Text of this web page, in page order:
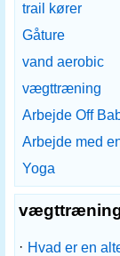
trail kører
Gåture
vand aerobic
vægttræning
Arbejde Off
Arbejde med
Yoga
· Hvad er en